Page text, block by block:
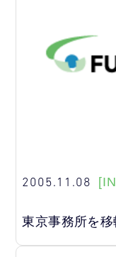
2005.11.08
東京事務所を